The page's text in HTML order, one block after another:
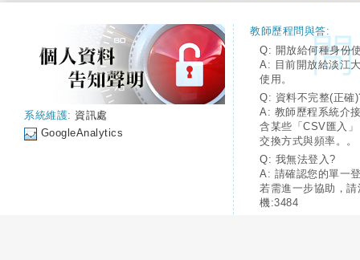
系統維護: 資訊處
GoogleAnalytics
教師歷程問與答:
Q: 開放給何種身份
A: 目前開放給淡江
使用。
Q: 資料不完整(正確
A: 教師歷程系統介
含某些「CSV匯入
交換方式與頻率。。
Q: 我無法登入?
A: 請確認您的單一
若需進一步協助，
機:3484